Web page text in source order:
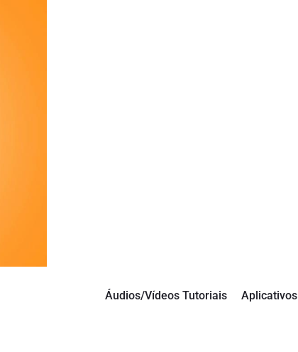
Áudios/Vídeos Tutoriais Aplicativos